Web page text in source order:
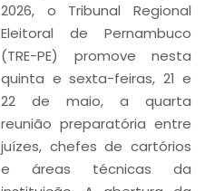
2026, o Tribunal Regional
Eleitoral de Pernambuco
(TRE-PE) promove nesta
quinta e sexta-feiras, 21 e
22 de maio, a quarta
reunião preparatória entre
juízes, chefes de cartórios
e áreas técnicas da